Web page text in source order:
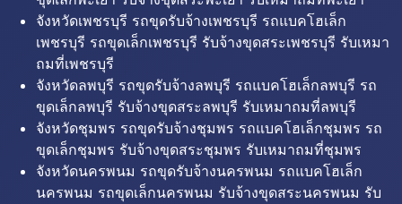
จังหวัดเพชรบุรี รถขุดรับจ้างเพชรบุรี รถแบคโฮเล็ก
เพชรบุรี รถขุดเล็กเพชรบุรี รับจ้างขุดสระเพชรบุรี รับเหมา
ถมที่เพชรบุรี
จังหวัดลพบุรี รถขุดรับจ้างลพบุรี รถแบคโฮเล็กลพบุรี รถ
ขุดเล็กลพบุรี รับจ้างขุดสระลพบุรี รับเหมาถมที่ลพบุรี
จังหวัดชุมพร รถขุดรับจ้างชุมพร รถแบคโฮเล็กชุมพร รถ
ขุดเล็กชุมพร รับจ้างขุดสระชุมพร รับเหมาถมที่ชุมพร
จังหวัดนครพนม รถขุดรับจ้างนครพนม รถแบคโฮเล็ก
นครพนม รถขุดเล็กนครพนม รับจ้างขุดสระนครพนม รับ